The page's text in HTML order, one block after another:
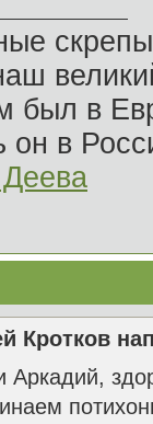
был в
он в
Кротков
Аркадий,